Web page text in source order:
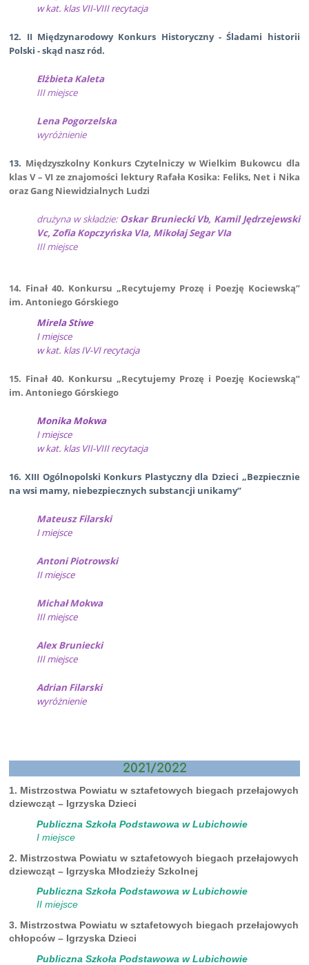
w kat. klas VII-VIII recytacja
12. II Międzynarodowy Konkurs Historyczny - Śladami historii
Polski - skąd nasz ród.
Elżbieta Kaleta
III miejsce
Lena Pogorzelska
wyróżnienie
13. Międzyszkolny Konkurs Czytelniczy w Wielkim Bukowcu dla
klas V – VI ze znajomości lektury Rafała Kosika: Feliks, Net i Nika
oraz Gang Niewidzialnych Ludzi
drużyna w składzie: Oskar Bruniecki Vb, Kamil Jędrzejewski
Vc, Zofia Kopczyńska VIa, Mikołaj Segar VIa
III miejsce
14. Finał 40. Konkursu „Recytujemy Prozę i Poezję Kociewską”
im. Antoniego Górskiego
Mirela Stiwe
I miejsce
w kat. klas IV-VI recytacja
15. Finał 40. Konkursu „Recytujemy Prozę i Poezję Kociewską”
im. Antoniego Górskiego
Monika Mokwa
I miejsce
w kat. klas VII-VIII recytacja
16. XIII Ogólnopolski Konkurs Plastyczny dla Dzieci „Bezpiecznie
na wsi mamy, niebezpiecznych substancji unikamy”
Mateusz Filarski
I miejsce
Antoni Piotrowski
II miejsce
Michał Mokwa
III miejsce
Alex Bruniecki
III miejsce
Adrian Filarski
wyróżnienie
2021/2022
1. Mistrzostwa Powiatu w sztafetowych biegach przełajowych
dziewcząt – Igrzyska Dzieci
Publiczna Szkoła Podstawowa w Lubichowie
I miejsce
2. Mistrzostwa Powiatu w sztafetowych biegach przełajowych
dziewcząt – Igrzyska Młodzieży Szkolnej
Publiczna Szkoła Podstawowa w Lubichowie
II miejsce
3. Mistrzostwa Powiatu w sztafetowych biegach przełajowych
chłopców – Igrzyska Dzieci
Publiczna Szkoła Podstawowa w Lubichowie